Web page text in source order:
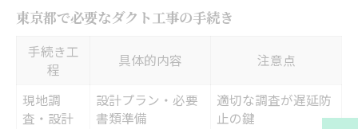
東京都で必要なダクト工事の手続き
手続き工
程
具体的内容 注意点
現地調
査・設計
設計プラン・必要
書類準備
適切な調査が遅延防
止の鍵